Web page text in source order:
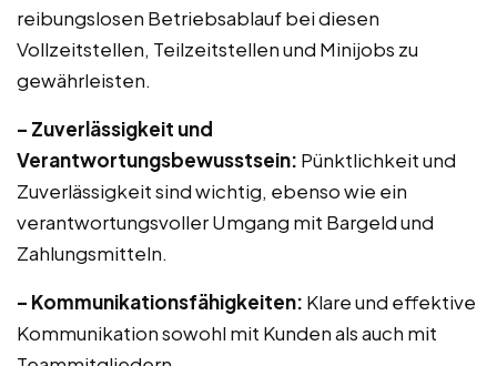
reibungslosen Betriebsablauf bei diesen
Vollzeitstellen, Teilzeitstellen und Minijobs zu
gewährleisten.
– Zuverlässigkeit und
Verantwortungsbewusstsein: Pünktlichkeit und
Zuverlässigkeit sind wichtig, ebenso wie ein
verantwortungsvoller Umgang mit Bargeld und
Zahlungsmitteln.
– Kommunikationsfähigkeiten: Klare und effektive
Kommunikation sowohl mit Kunden als auch mit